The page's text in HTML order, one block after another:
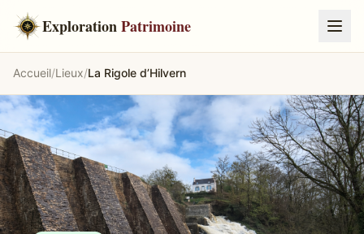
ExplorationPatrimoine
Accueil/Lieux/La Rigole d’Hilvern